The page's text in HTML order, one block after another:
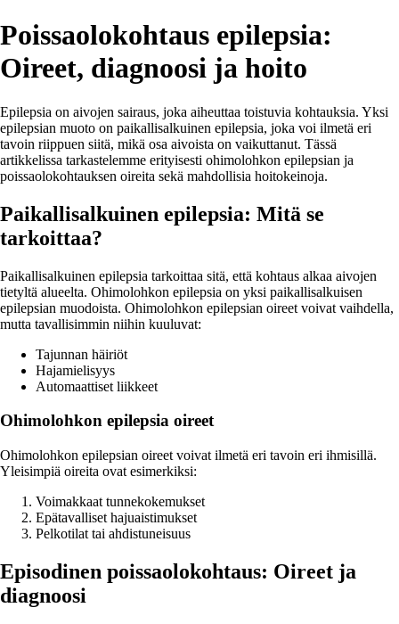
Poissaolokohtaus epilepsia:
Oireet, diagnoosi ja hoito
Epilepsia on aivojen sairaus, joka aiheuttaa toistuvia kohtauksia. Yksi
epilepsian muoto on paikallisalkuinen epilepsia, joka voi ilmetä eri
tavoin riippuen siitä, mikä osa aivoista on vaikuttanut. Tässä
artikkelissa tarkastelemme erityisesti ohimolohkon epilepsian ja
poissaolokohtauksen oireita sekä mahdollisia hoitokeinoja.
Paikallisalkuinen epilepsia: Mitä se
tarkoittaa?
Paikallisalkuinen epilepsia tarkoittaa sitä, että kohtaus alkaa aivojen
tietyltä alueelta. Ohimolohkon epilepsia on yksi paikallisalkuisen
epilepsian muodoista. Ohimolohkon epilepsian oireet voivat vaihdella,
mutta tavallisimmin niihin kuuluvat:
Tajunnan häiriöt
Hajamielisyys
Automaattiset liikkeet
Ohimolohkon epilepsia oireet
Ohimolohkon epilepsian oireet voivat ilmetä eri tavoin eri ihmisillä.
Yleisimpiä oireita ovat esimerkiksi:
Voimakkaat tunnekokemukset
Epätavalliset hajuaistimukset
Pelkotilat tai ahdistuneisuus
Episodinen poissaolokohtaus: Oireet ja
diagnoosi